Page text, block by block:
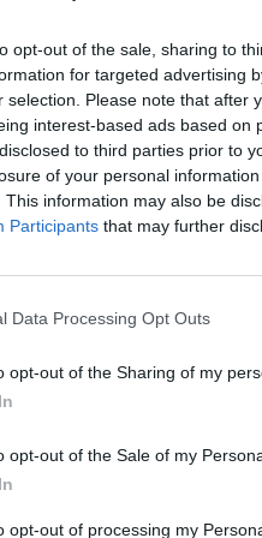
opt-out of the sale, sharing to
for targeted advertising
selection. Please note that after
interest-based ads based
to third parties prior to
of your personal
This information may also be
Participants that may further
Data Processing Opt Outs
opt-out of the Sharing of my
opt-out of the Sale of my
opt-out of processing my
renta es un trámite
los residentes en
2025 se desarrollará
la declaración del
Físicas (IRPF)
ranking de impuestos
y pérdidas
de renta
hayan generado o de
está compuesta por
mobiliario e
además de las